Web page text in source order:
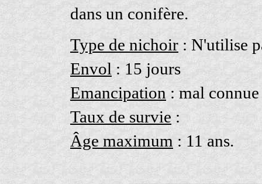
dans un conifère.
Type de nichoir : N'utilise
Envol : 15 jours
Emancipation : mal connue
Taux de survie :
Âge maximum : 11 ans.